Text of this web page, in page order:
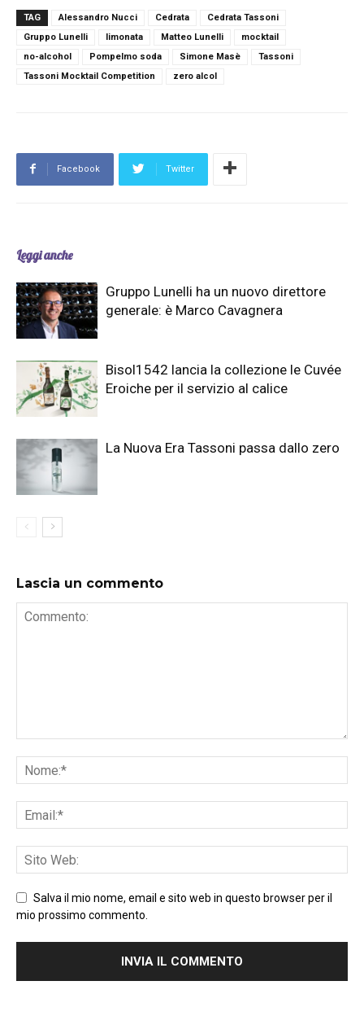
TAG Alessandro Nucci Cedrata
Cedrata Tassoni
Gruppo Lunelli
limonata Matteo Lunelli
mocktail
no-alcohol
Pompelmo soda Simone Masè
Tassoni
Tassoni Mocktail Competition
zero alcol
Facebook Twitter
Leggi anche
Gruppo Lunelli ha un nuovo direttore
generale: è Marco Cavagnera
Bisol1542 lancia la collezione le Cuvée
Eroiche per il servizio al calice
La Nuova Era Tassoni passa dallo zero
Lascia un commento
Salva il mio nome, email e sito web in questo browser per il
mio prossimo commento.